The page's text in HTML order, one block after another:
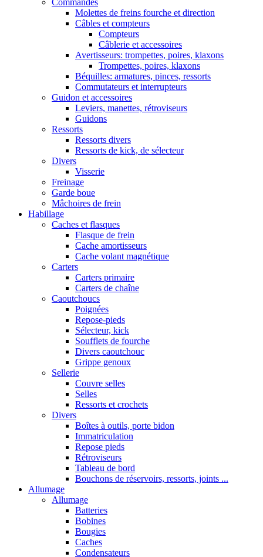
Commandes
Molettes de freins fourche et direction
Câbles et compteurs
Compteurs
Câblerie et accessoires
Avertisseurs: trompettes, poires, klaxons
Trompettes, poires, klaxons
Béquilles: armatures, pinces, ressorts
Commutateurs et interrupteurs
Guidon et accessoires
Leviers, manettes, rétroviseurs
Guidons
Ressorts
Ressorts divers
Ressorts de kick, de sélecteur
Divers
Visserie
Freinage
Garde boue
Mâchoires de frein
Habillage
Caches et flasques
Flasque de frein
Cache amortisseurs
Cache volant magnétique
Carters
Carters primaire
Carters de chaîne
Caoutchoucs
Poignées
Repose-pieds
Sélecteur, kick
Soufflets de fourche
Divers caoutchouc
Grippe genoux
Sellerie
Couvre selles
Selles
Ressorts et crochets
Divers
Boîtes à outils, porte bidon
Immatriculation
Repose pieds
Rétroviseurs
Tableau de bord
Bouchons de réservoirs, ressorts, joints ...
Allumage
Allumage
Batteries
Bobines
Bougies
Caches
Condensateurs